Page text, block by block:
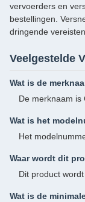
vervoerders en
bestellingen.
dringende vereisten.
Veelgestelde
Wat is de
De merknaam is
Wat is het
Het
Waar wordt dit
Dit product
Wat is de